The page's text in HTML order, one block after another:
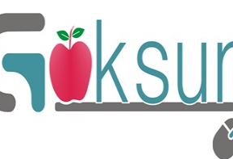
İlçe Jandarma Komutanı Karakaya’dan
Bertiz’in Yeni Köprüsünde Sona Doğru.